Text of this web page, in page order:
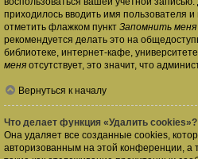
приходилось вводить имя пользователя
отметить флажком пункт Запомнить меня
рекомендуется делать это на
библиотеке, интернет-кафе,
меня отсутствует, это значит, что
Вернуться к началу
Что делает функция «Удалить cookies»?
Она удаляет все созданные cookies,
авторизованным на этой конференции, а